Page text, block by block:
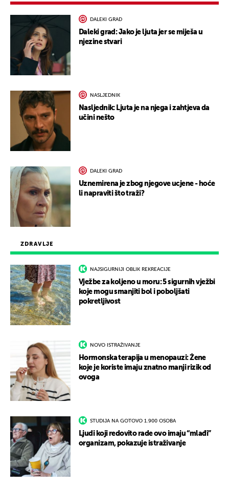
ZDRAVLJE
NAJSIGURNIJI OBLIK REKREACIJE
Vježbe za koljeno u moru: 5 sigurnih vježbi
koje mogu smanjiti bol i poboljšati
pokretljivost
NOVO ISTRAŽIVANJE
Hormonska terapija u menopauzi: Žene
koje je koriste imaju znatno manji rizik od
ovoga
STUDIJA NA GOTOVO 1.900 OSOBA
Ljudi koji redovito rade ovo imaju “mlađi”
organizam, pokazuje istraživanje
DALEKI GRAD
Daleki grad: Jako je ljuta jer se miješa u
njezine stvari
NASLJEDNIK
Nasljednik: Ljuta je na njega i zahtjeva da
učini nešto
DALEKI GRAD
Uznemirena je zbog njegove ucjene - hoće
li napraviti što traži?